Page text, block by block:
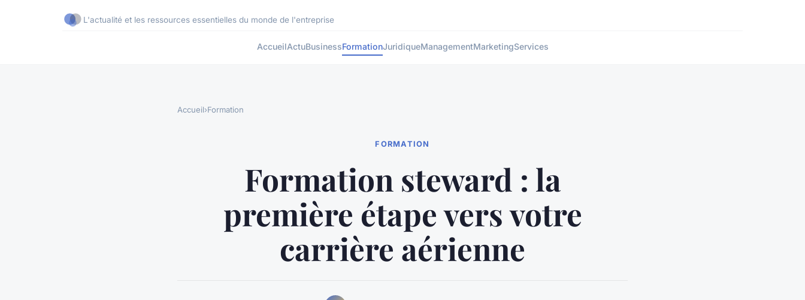
L'actualité et les ressources essentielles du monde de l'entreprise
AccueilActuBusinessFormationJuridiqueManagementMarketingServices
Accueil›Formation
FORMATION
Formation steward : la
première étape vers votre
carrière aérienne